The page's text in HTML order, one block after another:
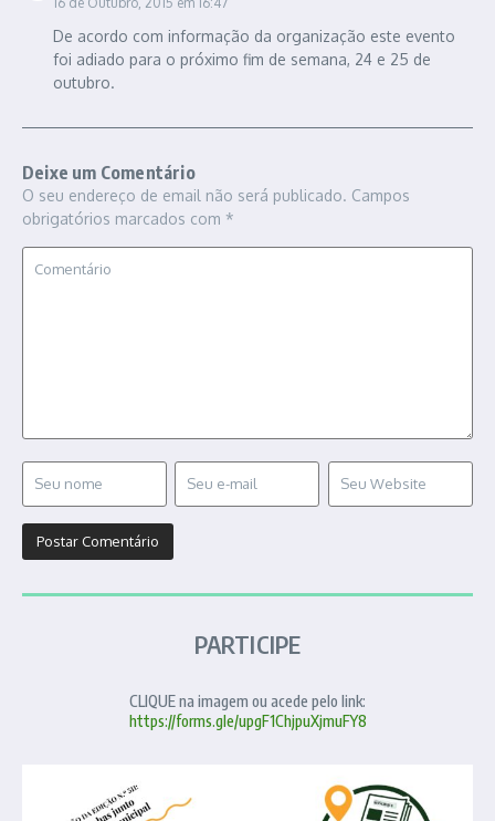
De acordo com informação da organização este evento
foi adiado para o próximo fim de semana, 24 e 25 de
outubro.
Deixe um Comentário
O seu endereço de email não será publicado. Campos
obrigatórios marcados com *
PARTICIPE
CLIQUE na imagem ou acede pelo link:
https://forms.gle/upgF1ChjpuXjmuFY8